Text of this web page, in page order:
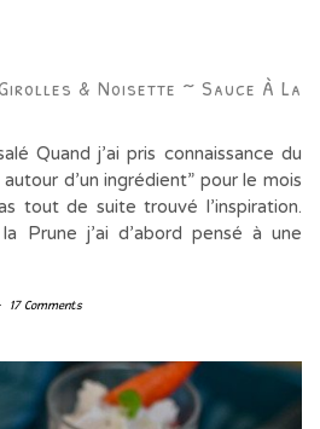
& Noisette ~ Sauce À La
Quand j’ai pris connaissance du
d’un ingrédient” pour le mois
tout de suite trouvé l’inspiration.
Prune j’ai d’abord pensé à une
17 Comments